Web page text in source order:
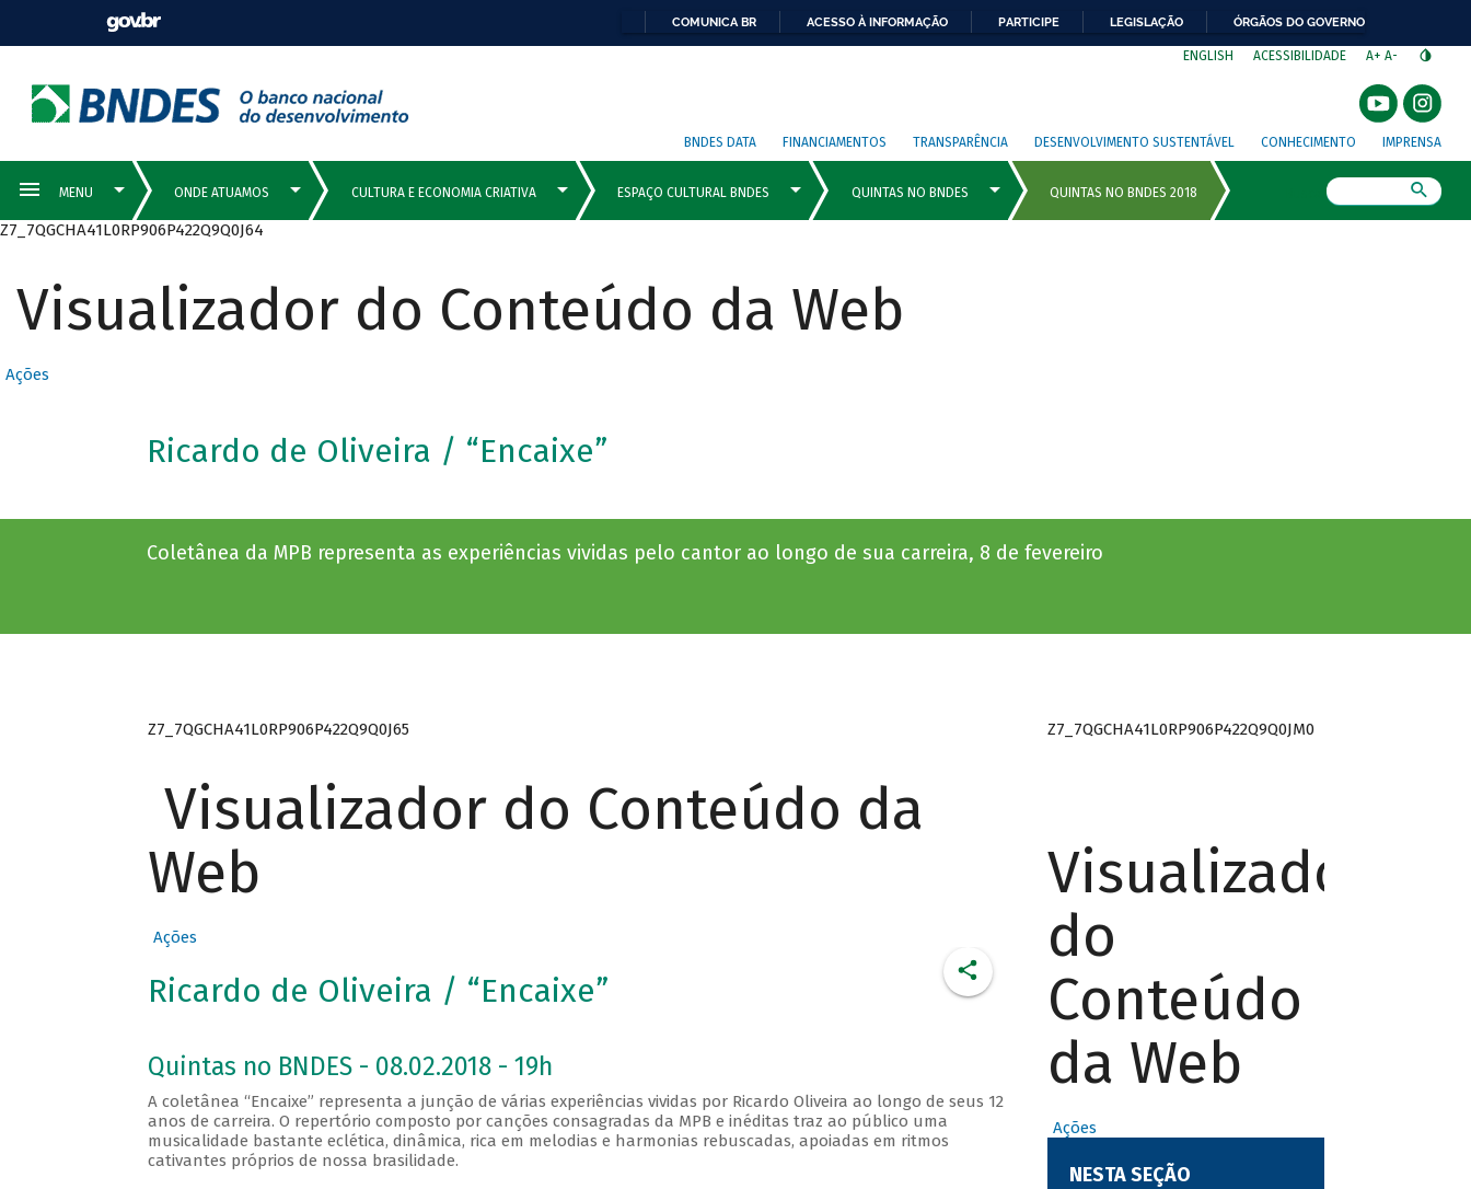
COMUNICA BR ACESSO À INFORMAÇÃO PARTICIPE LEGISLAÇÃO ÓRGÃOS DO GOVERNO
ENGLISH ACESSIBILIDADE A+ A-
BNDES DATA FINANCIAMENTOS TRANSPARÊNCIA DESENVOLVIMENTO SUSTENTÁVEL CONHECIMENTO IMPRENSA
Z7_7QGCHA41L0RP906P422Q9Q0J64
Visualizador do Conteúdo da Web
Ações
Ricardo de Oliveira / “Encaixe”
Coletânea da MPB representa as experiências vividas pelo cantor ao longo de sua carreira, 8 de fevereiro
Z7_7QGCHA41L0RP906P422Q9Q0J65
Visualizador do Conteúdo da
Web
Ações
Ricardo de Oliveira / “Encaixe”
Quintas no BNDES - 08.02.2018 - 19h
A coletânea “Encaixe” representa a junção de várias experiências vividas por Ricardo Oliveira ao longo de seus 12
anos de carreira. O repertório composto por canções consagradas da MPB e inéditas traz ao público uma
musicalidade bastante eclética, dinâmica, rica em melodias e harmonias rebuscadas, apoiadas em ritmos
cativantes próprios de nossa brasilidade.
Z7_7QGCHA41L0RP906P422Q9Q0JM0
Visualizador
do
Conteúdo
da Web
Ações
NESTA SEÇÃO